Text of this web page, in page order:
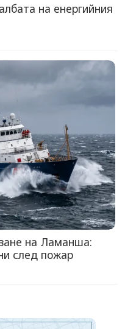
на енергийния
на Ламанша:
след пожар